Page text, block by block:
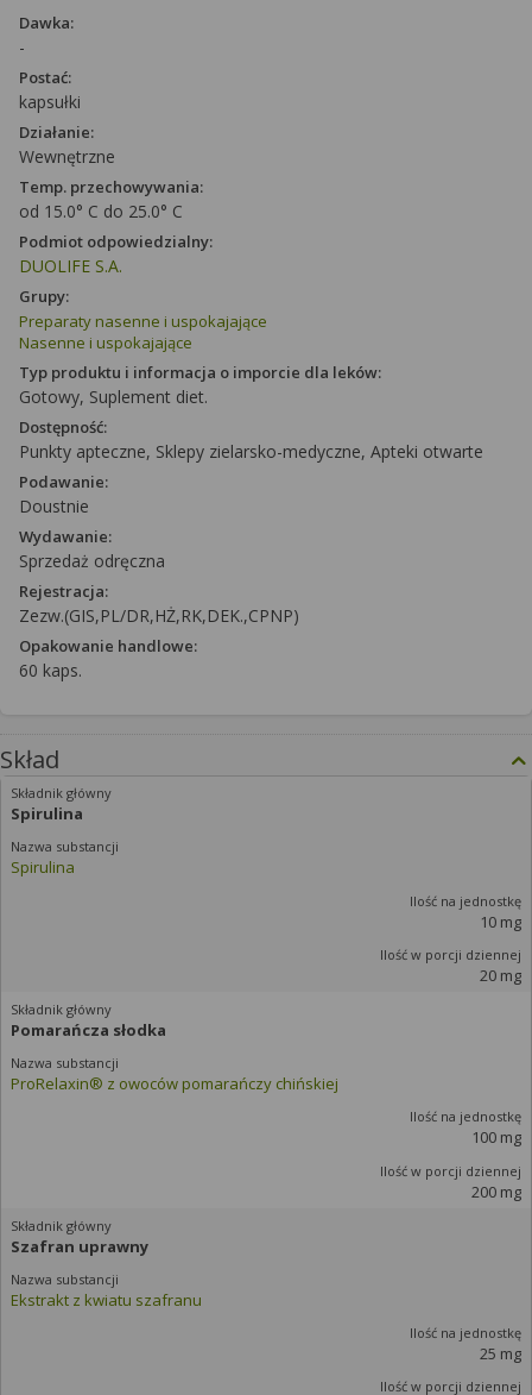
Dawka:
-
Postać:
kapsułki
Działanie:
Wewnętrzne
Temp. przechowywania:
od 15.0° C do 25.0° C
Podmiot odpowiedzialny:
DUOLIFE S.A.
Grupy:
Preparaty nasenne i uspokajające
Nasenne i uspokajające
Typ produktu i informacja o imporcie dla leków:
Gotowy, Suplement diet.
Dostępność:
Punkty apteczne, Sklepy zielarsko-medyczne, Apteki otwarte
Podawanie:
Doustnie
Wydawanie:
Sprzedaż odręczna
Rejestracja:
Zezw.(GIS,PL/DR,HŻ,RK,DEK.,CPNP)
Opakowanie handlowe:
60 kaps.
Skład
Spirulina
Spirulina
10 mg
20 mg
Pomarańcza słodka
ProRelaxin® z owoców pomarańczy chińskiej
100 mg
200 mg
Szafran uprawny
Ekstrakt z kwiatu szafranu
25 mg